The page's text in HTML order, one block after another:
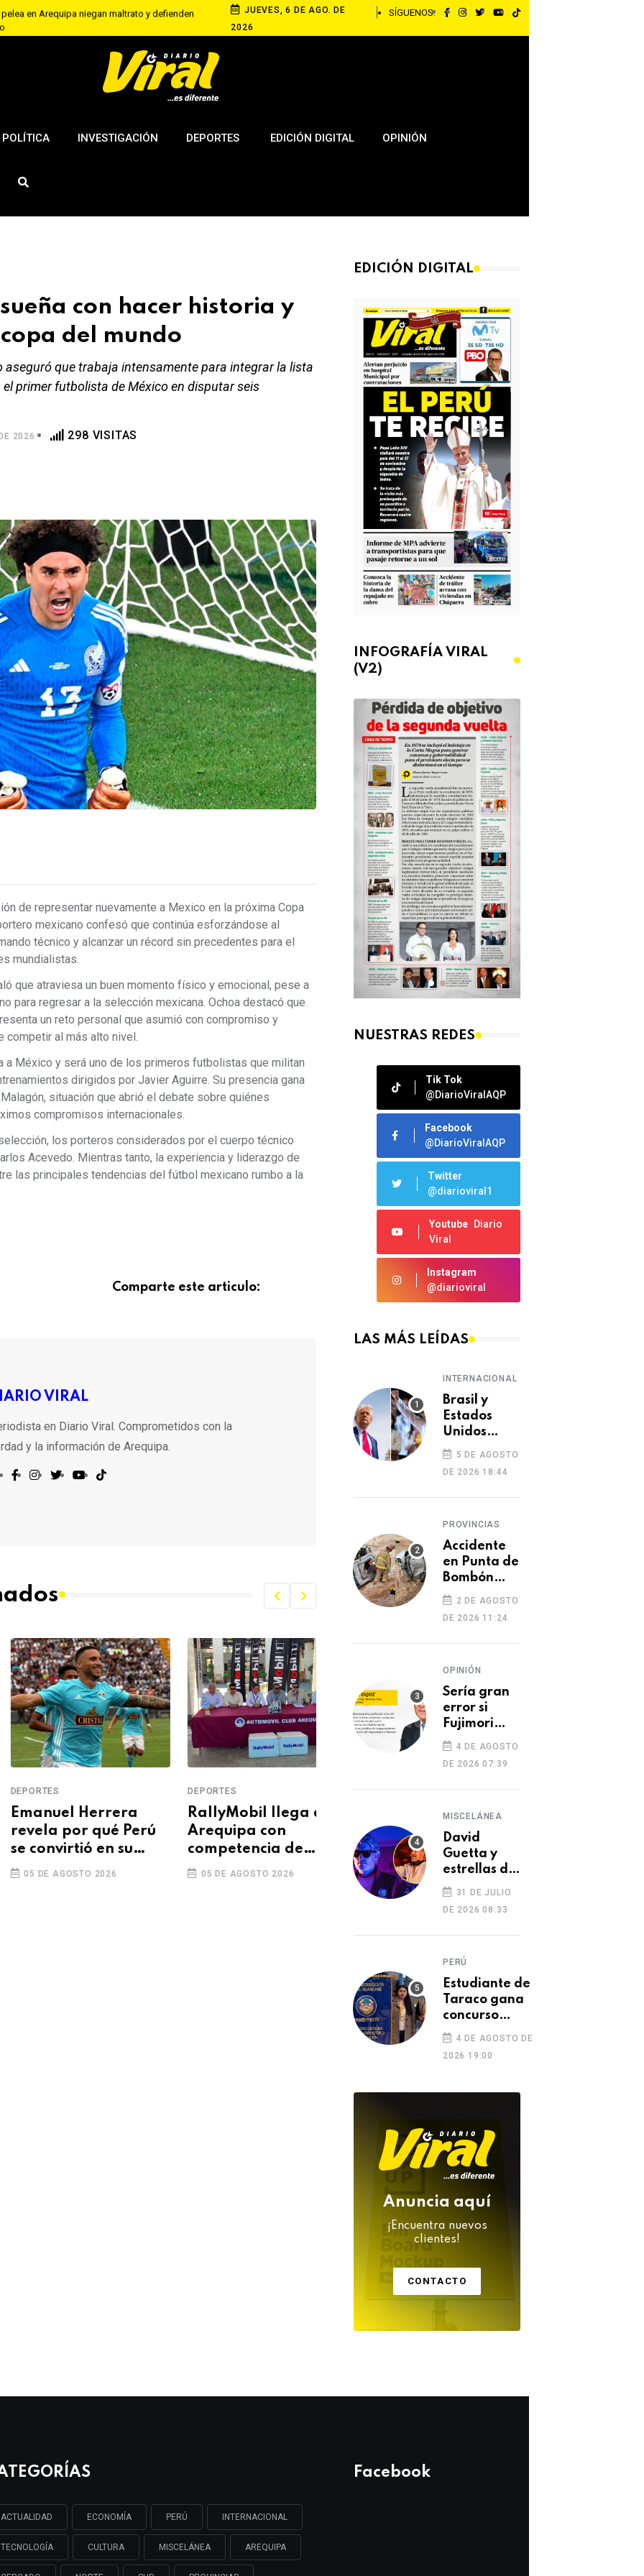
en Arequipa niegan maltrato y defienden
XIV y su inmenso amor por el Perú
JUEVES, 6 DE AGO. DE
2026
SÍGUENOS:
POLÍTICA INVESTIGACIÓN DEPORTES EDICIÓN DIGITAL OPINIÓN
con hacer historia y
del mundo
que trabaja intensamente para integrar la lista
primer futbolista de México en disputar seis
2026 298 VISITAS
de representar nuevamente a Mexico en la próxima Copa
mexicano confesó que continúa esforzándose al
técnico y alcanzar un récord sin precedentes para el
mundialistas.
que atraviesa un buen momento físico y emocional, pese a
para regresar a la selección mexicana. Ochoa destacó que
un reto personal que asumió con compromiso y
competir al más alto nivel.
a México y será uno de los primeros futbolistas que militan
dirigidos por Javier Aguirre. Su presencia gana
situación que abrió el debate sobre quiénes
compromisos internacionales.
los porteros considerados por el cuerpo técnico
Acevedo. Mientras tanto, la experiencia y liderazgo de
las principales tendencias del fútbol mexicano rumbo a la
Comparte este articulo:
VIRAL
en Diario Viral. Comprometidos con la
y la información de Arequipa.
Herrera
por qué Perú
convirtió en su
casa
DE AGOSTO 2026
DEPORTES
RallyMobil llega a
Arequipa con
competencia de
velocidad en rutas
05 DE AGOSTO 2026
DEPORTES
Simone Biles deja
Cusco tras cancelarse
su visita a Machu
Picchu por incendio
forestal
05 DE AGOSTO 2026
DEPORTES
EDICIÓN DIGITAL
INFOGRAFÍA VIRAL
(V2)
NUESTRAS REDES
Tik Tok
@DiarioViralAQP
Facebook
@DiarioViralAQP
Twitter
@diarioviral1
Youtube
Diario
Viral
Instagram
@diarioviral
LAS MÁS LEÍDAS
INTERNACIONAL
Brasil y
Estados
Unidos
elevan
tensión
diplomática
tras retiro
embajadora
en
Washington
5 DE AGOSTO
DE 2026 18:44
PROVINCIAS
Accidente
en Punta de
Bombón
deja un
muerto y
dos heridos
2 DE AGOSTO
DE 2026 11:24
OPINIÓN
Sería gran
error si
Fujimori
indulta a
Castillo o
Toledo
4 DE AGOSTO
DE 2026 07:39
MISCELÁNEA
David
Guetta y
estrellas de
la música
despiden a
DJ Kavinsky
tras su
muerte
31 DE JULIO
DE 2026 08:33
PERÚ
Estudiante de
Taraco gana
concurso
regional con
investigación
sobre aporte
Independencia
4 DE AGOSTO DE
2026 19:00
Anuncia aquí
¡Encuentra nuevos
clientes!
CONTACTO
ACTUALIDAD ECONOMÍA PERÚ INTERNACIONAL
TECNOLOGÍA CULTURA MISCELÁNEA AREQUIPA
Facebook